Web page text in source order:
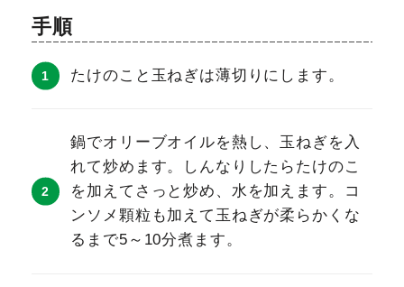
手順
たけのこと玉ねぎは薄切りにします。
鍋でオリーブオイルを熱し、玉ねぎを入
れて炒めます。しんなりしたらたけのこ
を加えてさっと炒め、水を加えます。コ
ンソメ顆粒も加えて玉ねぎが柔らかくな
るまで5～10分煮ます。